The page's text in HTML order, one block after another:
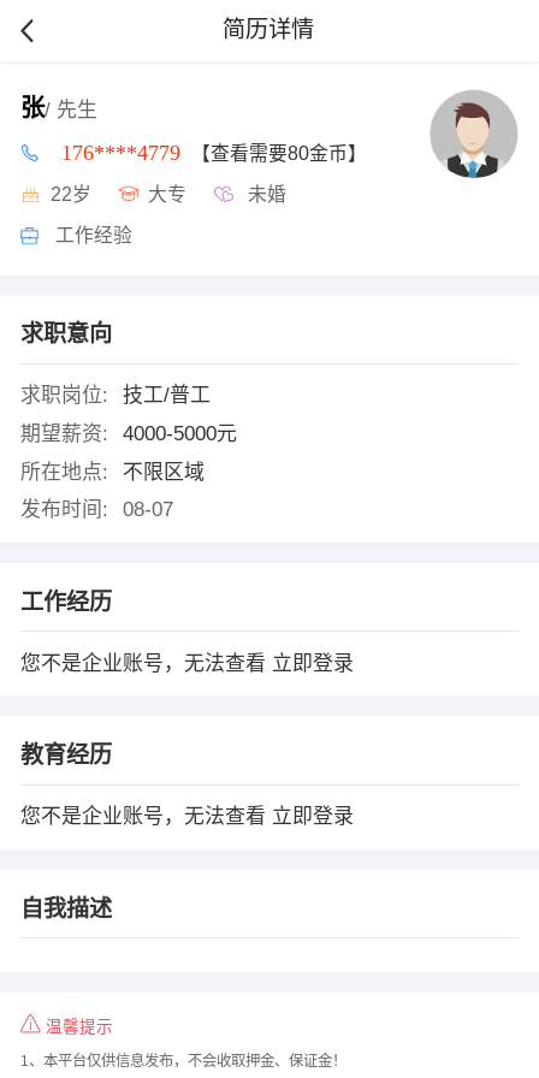
简历详情
张/ 先生
176****4779 【查看需要80金币】
22岁 大专 未婚
工作经验
求职意向
求职岗位:
技工/普工
期望薪资:
4000-5000元
所在地点:
不限区域
发布时间:
08-07
工作经历
您不是企业账号，无法查看 立即登录
教育经历
您不是企业账号，无法查看 立即登录
自我描述
温馨提示
1、本平台仅供信息发布，不会收取押金、保证金！